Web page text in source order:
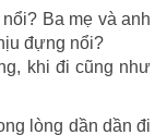
Ba mẹ và anh
đựng nổi?
khi đi cũng như
lòng dần dần đi